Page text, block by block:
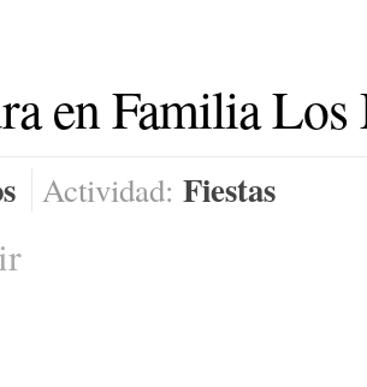
en Familia
Actividad: Fiestas